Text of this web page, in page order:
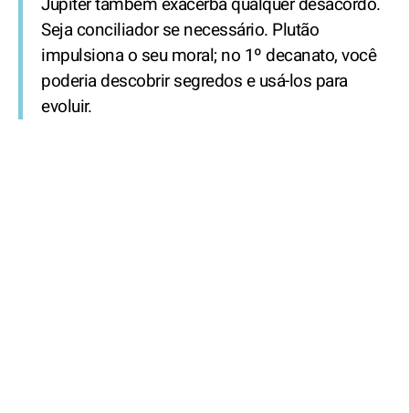
Seja conciliador se necessário. Plutão
impulsiona o seu moral; no 1º decanato, você
poderia descobrir segredos e usá-los para
evoluir.